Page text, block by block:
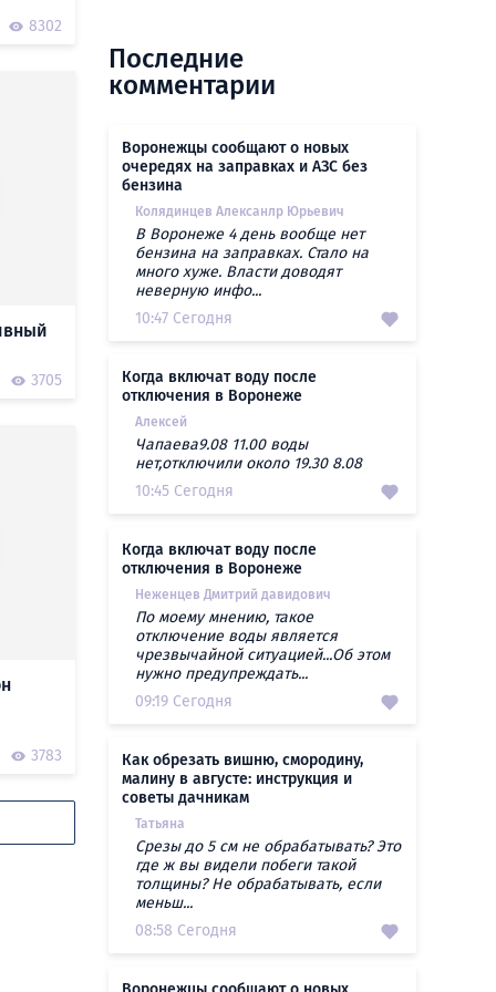
8302
3705
3783
Последние
комментарии
Воронежцы сообщают о новых
очередях на заправках и АЗС без
бензина
Колядинцев Алексанлр Юрьевич
В Воронеже 4 день вообще нет
бензина на заправках. Стало на
много хуже. Власти доводят
неверную инфо...
10:47 Сегодня
Когда включат воду после
отключения в Воронеже
Алексей
Чапаева9.08 11.00 воды
нет,отключили около 19.30 8.08
10:45 Сегодня
Когда включат воду после
отключения в Воронеже
Неженцев Дмитрий давидович
По моему мнению, такое
отключение воды является
чрезвычайной ситуацией...Об этом
нужно предупреждать...
09:19 Сегодня
Как обрезать вишню, смородину,
малину в августе: инструкция и
советы дачникам
Татьяна
Срезы до 5 см не обрабатывать? Это
где ж вы видели побеги такой
толщины? Не обрабатывать, если
меньш...
08:58 Сегодня